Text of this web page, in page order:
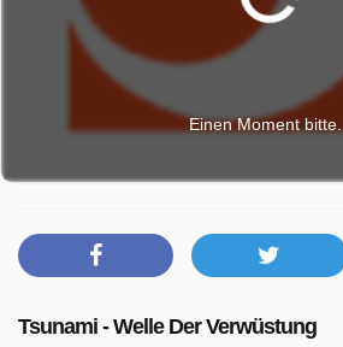
Einen Moment bitte...
Tsunami - Welle Der Verwüstung